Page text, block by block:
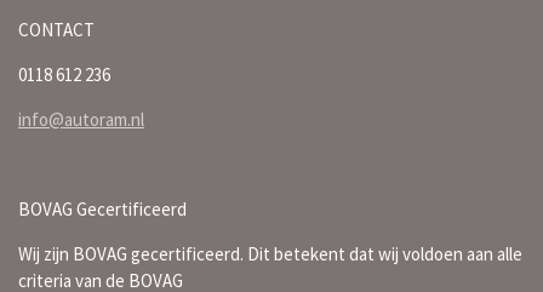
CONTACT
0118 612 236
info@autoram.nl
BOVAG Gecertificeerd
Wij zijn BOVAG gecertificeerd. Dit betekent dat wij voldoen aan alle
criteria van de BOVAG